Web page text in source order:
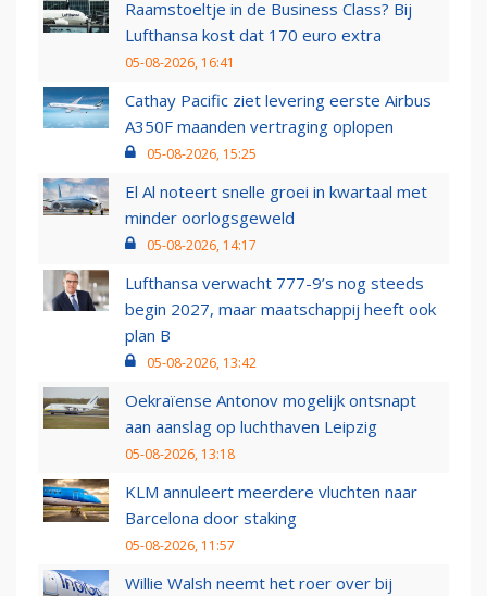
Raamstoeltje in de Business Class? Bij
Lufthansa kost dat 170 euro extra
05-08-2026, 16:41
Cathay Pacific ziet levering eerste Airbus
A350F maanden vertraging oplopen
05-08-2026, 15:25
El Al noteert snelle groei in kwartaal met
minder oorlogsgeweld
05-08-2026, 14:17
Lufthansa verwacht 777-9’s nog steeds
begin 2027, maar maatschappij heeft ook
plan B
05-08-2026, 13:42
Oekraïense Antonov mogelijk ontsnapt
aan aanslag op luchthaven Leipzig
05-08-2026, 13:18
KLM annuleert meerdere vluchten naar
Barcelona door staking
05-08-2026, 11:57
Willie Walsh neemt het roer over bij